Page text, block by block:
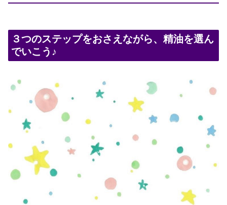
３つのステップをおさえながら、精油を選ん
でいこう♪